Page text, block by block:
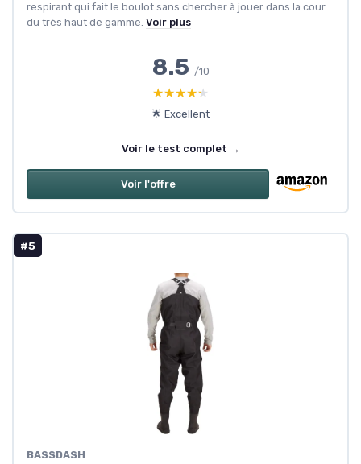
respirant qui fait le boulot sans chercher à jouer dans la cour
du très haut de gamme. Voir plus
8.5 /10
★★★★★
★★★★★
🌟 Excellent
Voir le test complet →
Voir l'offre
#5
BASSDASH